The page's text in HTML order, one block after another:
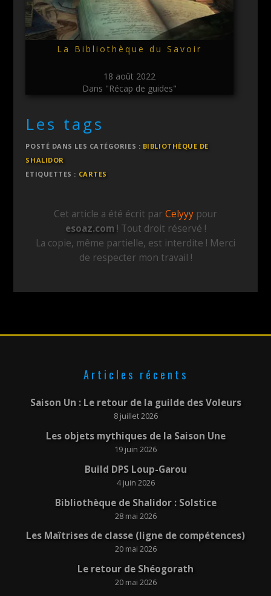
La Bibliothèque du Savoir
18 août 2022
Dans "Récap de guides"
Les tags
POSTÉ DANS LES CATÉGORIES : BIBLIOTHÈQUE DE
SHALIDOR
ETIQUETTES : CARTES
Cet article a été écrit par Celyyy pour
esoaz.com ! Tout droit réservé !
La copie, même partielle, est interdite ! Merci
de respecter mon travail !
Articles récents
Saison Un : Le retour de la guilde des Voleurs
8 juillet 2026
Les objets mythiques de la Saison Une
19 juin 2026
Build DPS Loup-Garou
4 juin 2026
Bibliothèque de Shalidor : Solstice
28 mai 2026
Les Maîtrises de classe (ligne de compétences)
20 mai 2026
Le retour de Shéogorath
20 mai 2026